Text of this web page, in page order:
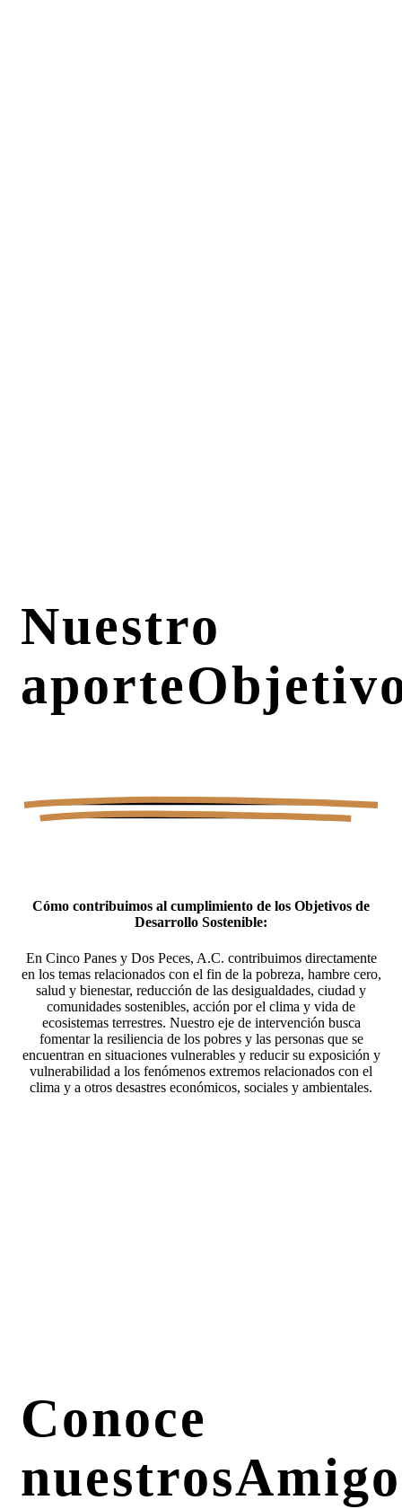
Nuestro
aporte
Cómo contribuimos al cumplimiento de los Objetivos de
Desarrollo Sostenible:
En Cinco Panes y Dos Peces, A.C. contribuimos directamente
en los temas relacionados con el fin de la pobreza, hambre cero,
salud y bienestar, reducción de las desigualdades, ciudad y
comunidades sostenibles, acción por el clima y vida de
ecosistemas terrestres. Nuestro eje de intervención busca
fomentar la resiliencia de los pobres y las personas que se
encuentran en situaciones vulnerables y reducir su exposición y
vulnerabilidad a los fenómenos extremos relacionados con el
clima y a otros desastres económicos, sociales y ambientales.
Conoce
nuestros